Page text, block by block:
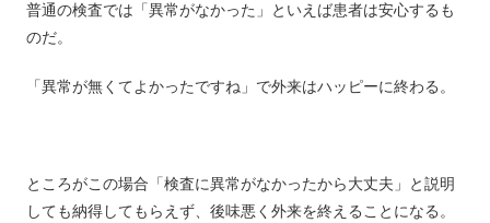
普通の検査では「異常がなかった」といえば患者は安心するも
のだ。
「異常が無くてよかったですね」で外来はハッピーに終わる。
ところがこの場合「検査に異常がなかったから大丈夫」と説明
しても納得してもらえず、後味悪く外来を終えることになる。